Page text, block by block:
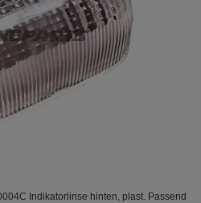
Indikatorlinse hinten, plast. Passend